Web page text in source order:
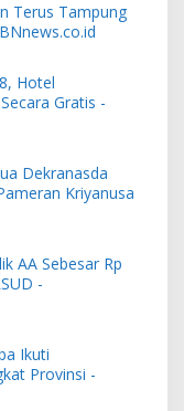
Terus Tampung
Hotel
Gratis -
Dekranasda
Kriyanusa
AA Sebesar Rp
-
Ikuti
Provinsi -